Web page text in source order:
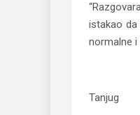
istakao
normalne i
Tanjug